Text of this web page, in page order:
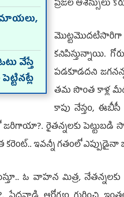
మాయలు,
వేస్తే
ప్రజల ఆశీస్సులు
మొట్టమొదటిసారిగా
కనిపిస్తున్నాయి.
పడకూడదని
తమ సొంత కాళ్ల
కాపు నేస్తం, ఈబీసీ
జరిగాయా?. రైతన్నలకు
కరెంట్‌.. ఇవన్నీ గతంలో
ఓ వాహన మిత్ర, నేతన్నలకు